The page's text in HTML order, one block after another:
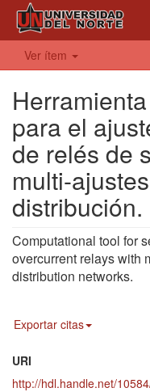
Ver ítem
para el
de relés de
multi-
distribución.
Computational tool for
overcurrent relays with
distribution networks.
Exportar citas
URI
http://hdl.handle.net/